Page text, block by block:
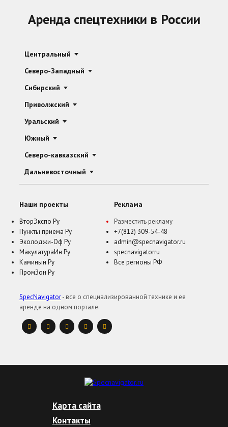
Аренда спецтехники в России
Центральный
Северо-Западный
Сибирский
Приволжский
Уральский
Южный
Северо-кавказский
Дальневосточный
Наши проекты
ВторЭкспо Ру
Пункты приема Ру
Эколоджи-Оф Ру
МакулатураИн Ру
Каминын Ру
ПромЗон Ру
Реклама
Разместить рекламу
+7(812) 309-54-48
admin@specnavigator.ru
specnavigatorru
Все регионы РФ
SpecNavigator- все о специализированной технике и ее
аренде на одном портале.
Карта сайта
Контакты